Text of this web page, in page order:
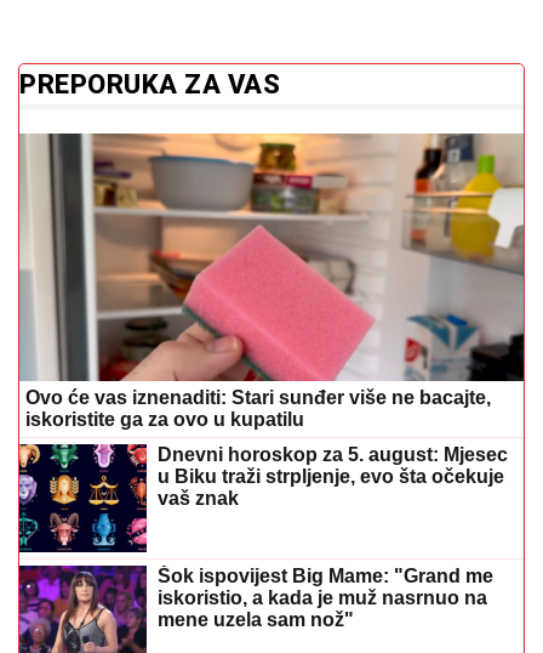
PREPORUKA ZA VAS
Ovo će vas iznenaditi: Stari sunđer više ne bacajte,
iskoristite ga za ovo u kupatilu
Dnevni horoskop za 5. august: Mjesec
u Biku traži strpljenje, evo šta očekuje
vaš znak
Šok ispovijest Big Mame: "Grand me
iskoristio, a kada je muž nasrnuo na
mene uzela sam nož"